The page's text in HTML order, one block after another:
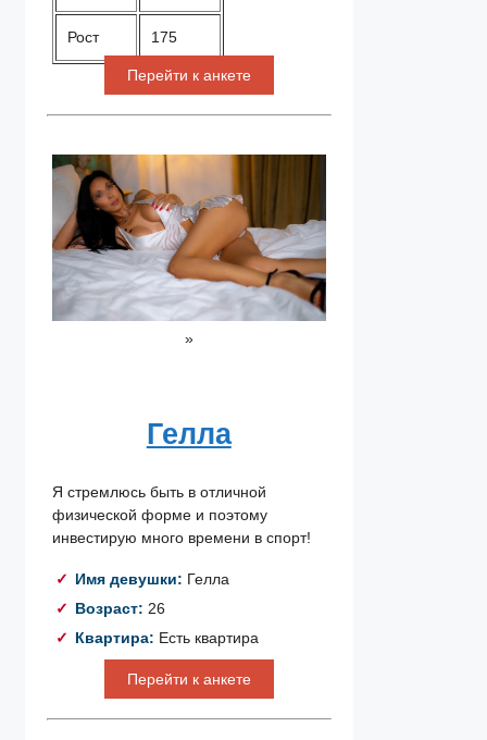
Рост 175
Перейти к анкете
»
Гелла
Я стремлюсь быть в отличной
физической форме и поэтому
инвестирую много времени в спорт!
Имя девушки: Гелла
Возраст: 26
Квартира: Есть квартира
Перейти к анкете